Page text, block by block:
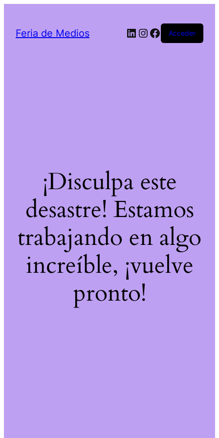
Feria de Medios LinkedIn
Instagram
Facebook
Acceder
¡Disculpa este
desastre! Estamos
trabajando en algo
increíble, ¡vuelve
pronto!